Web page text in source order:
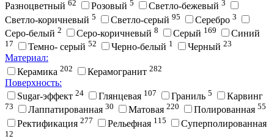
Разноцветный 62 Розовый 5 Светло-бежевый 3
Светло-коричневый 5 Светло-серый 95 Серебро 3
Серо-белый 2 Серо-коричневый 8 Серый 169 Синий
17 Темно- серый 52 Черно-белый 1 Черный 23
Материал:
Керамика 202 Керамогранит 282
Поверхность:
Sugar-эффект 24 Глянцевая 107 Граниль 5 Карвинг
73 Лаппатированная 30 Матовая 220 Полированная 55
Ректификация 277 Рельефная 115 Суперполированная
12